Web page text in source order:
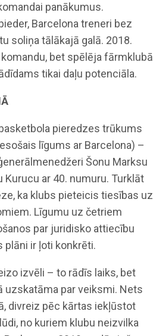
panākumus.
Barcelona treneri bez
soliņa tālākajā galā. 2018.
bet spēlēja fārmklubā
tikai daļu potenciāla.
pieredzes trūkums
līgums ar Barcelona) –
Šonu Marksu
ar 40. numuru. Turklāt
ka klubs pieteicis tiesības uz
Līgumu uz četriem
par juridisko attiecību
plāni ir ļoti konkrēti.
izvēli – to rādīs laiks, bet
uzskatāma par veiksmi. Nets
divreiz pēc kārtas iekļūstot
no kuriem klubu neizvilka